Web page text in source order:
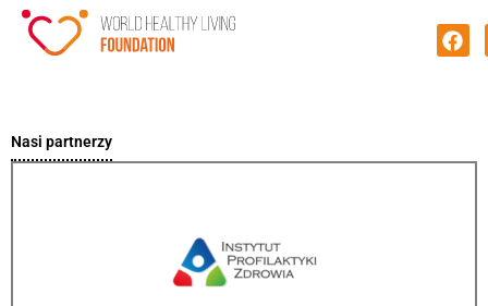
Nasi partnerzy